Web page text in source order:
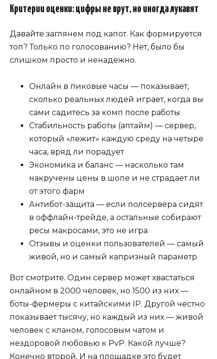
Критерии оценки: цифры не врут, но иногда лукавят
Давайте заглянем под капот. Как формируется
топ? Только по голосованию? Нет, было бы
слишком просто и ненадежно.
Онлайн в пиковые часы — показывает,
сколько реальных людей играет, когда вы
сами садитесь за комп после работы
Стабильность работы (аптайм) — сервер,
который «лежит» каждую среду на четыре
часа, вряд ли порадует
Экономика и баланс — насколько там
накручены цены в шопе и не страдает ли
от этого фарм
Антибот-защита — если полсервера сидят
в оффлайн-трейде, а остальные собирают
ресы макросами, это не игра
Отзывы и оценки пользователей — самый
живой, но и самый капризный параметр
Вот смотрите. Один сервер может хвастаться
онлайном в 2000 человек, но 1500 из них —
боты-фермеры с китайскими IP. Другой честно
показывает тысячу, но каждый из них — живой
человек с кланом, голосовым чатом и
нездоровой любовью к PvP. Какой лучше?
Конечно второй. И на площадке это будет